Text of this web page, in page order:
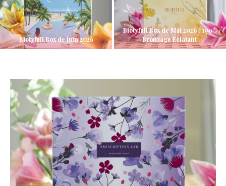
Biotyfull Box de juin 2026
Biotyfull Box de Mai 2026 : 100%
Bronzage Éclatant